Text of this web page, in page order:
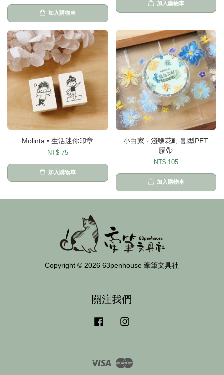
加入購物車
加入購物車
Molinta • 生活迷你印章
NT$ 75
加入購物車
小白家 · 淺鹽花町 割型PET
膠帶
NT$ 105
加入購物車
Copyright © 2026 63penhouse 牽筆文具社
關注我們
Facebook
Visa Master